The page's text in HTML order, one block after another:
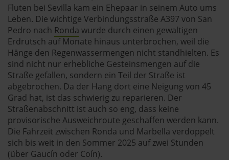
Fluten bei Sevilla kam ein Ehepaar in seinem Auto ums
Leben. Die wichtige Verbindungsstraße A397 von San
Pedro nach Ronda wurde durch einen gewaltigen
Erdrutsch auf Monate hinaus unterbrochen, weil die
Hänge den Regenwassermengen nicht standhielten. Es
sind nicht nur erhebliche Gesteinsmengen auf die
Straße gefallen, sondern ein Teil der Straße ist
abgebrochen. Da der Hang dort eine Neigung von 45
Grad hat, ist das schwierig zu reparieren. Der
Straßenabschnitt ist auch so eng, dass keine
provisorische Ausweichroute geschaffen werden kann.
Die Fahrzeit zwischen Ronda und Marbella verdoppelt
sich bis weit in den Sommer 2025 auf zwei Stunden
(über Gaucín oder Coín).